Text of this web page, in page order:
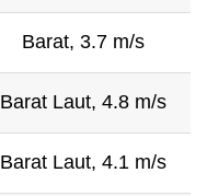
Barat, 3.7 m/s
Barat Laut, 4.8 m/s
Barat Laut, 4.1 m/s